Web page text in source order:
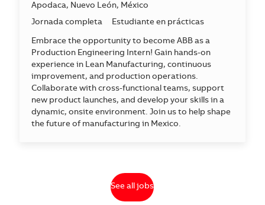
Ubicación
Apodaca, Nuevo León, México
Jornada completa
Estudiante en prácticas
Embrace the opportunity to become ABB as a
Production Engineering Intern! Gain hands-on
experience in Lean Manufacturing, continuous
improvement, and production operations.
Collaborate with cross-functional teams, support
new product launches, and develop your skills in a
dynamic, onsite environment. Join us to help shape
the future of manufacturing in Mexico.
See all jobs